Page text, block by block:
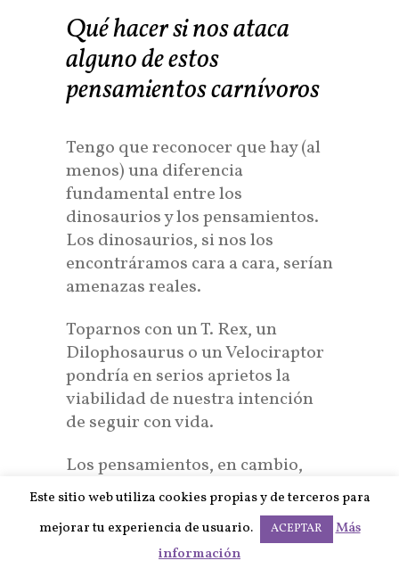
Qué hacer si nos ataca
alguno de estos
pensamientos carnívoros
Tengo que reconocer que hay (al
menos) una diferencia
fundamental entre los
dinosaurios y los pensamientos.
Los dinosaurios, si nos los
encontráramos cara a cara, serían
amenazas reales.
Toparnos con un T. Rex, un
Dilophosaurus o un Velociraptor
pondría en serios aprietos la
viabilidad de nuestra intención
de seguir con vida.
Los pensamientos, en cambio,
son eventos internos (ocurren en
nuestro interior; en nuestro
cerebro, concretamente) y no
suponen un peligro, a pesar de
Este sitio web utiliza cookies propias y de terceros para
mejorar tu experiencia de usuario.
ACEPTAR
Más
información